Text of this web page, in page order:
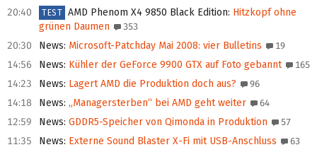
20:40 TEST AMD Phenom X4 9850 Black Edition: Hitzkopf ohne
grünen Daumen
353
20:30 News: Microsoft-Patchday Mai 2008: vier Bulletins 19
14:56 News: Kühler der GeForce 9900 GTX auf Foto gebannt 165
14:23 News: Lagert AMD die Produktion doch aus? 96
14:18 News: „Managersterben“ bei AMD geht weiter 64
12:59 News: GDDR5-Speicher von Qimonda in Produktion 57
11:35 News: Externe Sound Blaster X-Fi mit USB-Anschluss 63